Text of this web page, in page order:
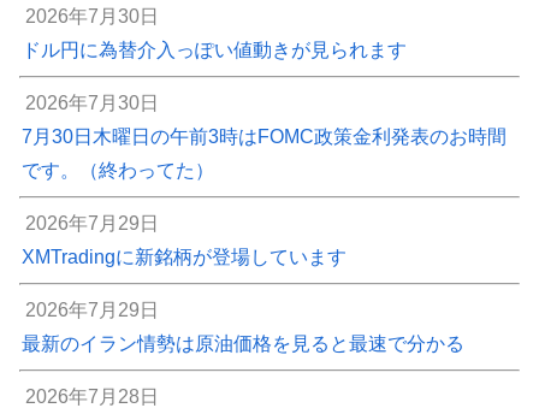
2026年7月30日
ドル円に為替介入っぽい値動きが見られます
2026年7月30日
7月30日木曜日の午前3時はFOMC政策金利発表のお時間
です。（終わってた）
2026年7月29日
XMTradingに新銘柄が登場しています
2026年7月29日
最新のイラン情勢は原油価格を見ると最速で分かる
2026年7月28日